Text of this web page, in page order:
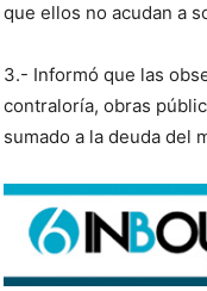
que ellos no acudan a
3.- Informó que las
contraloría, obras
sumado a la deuda del